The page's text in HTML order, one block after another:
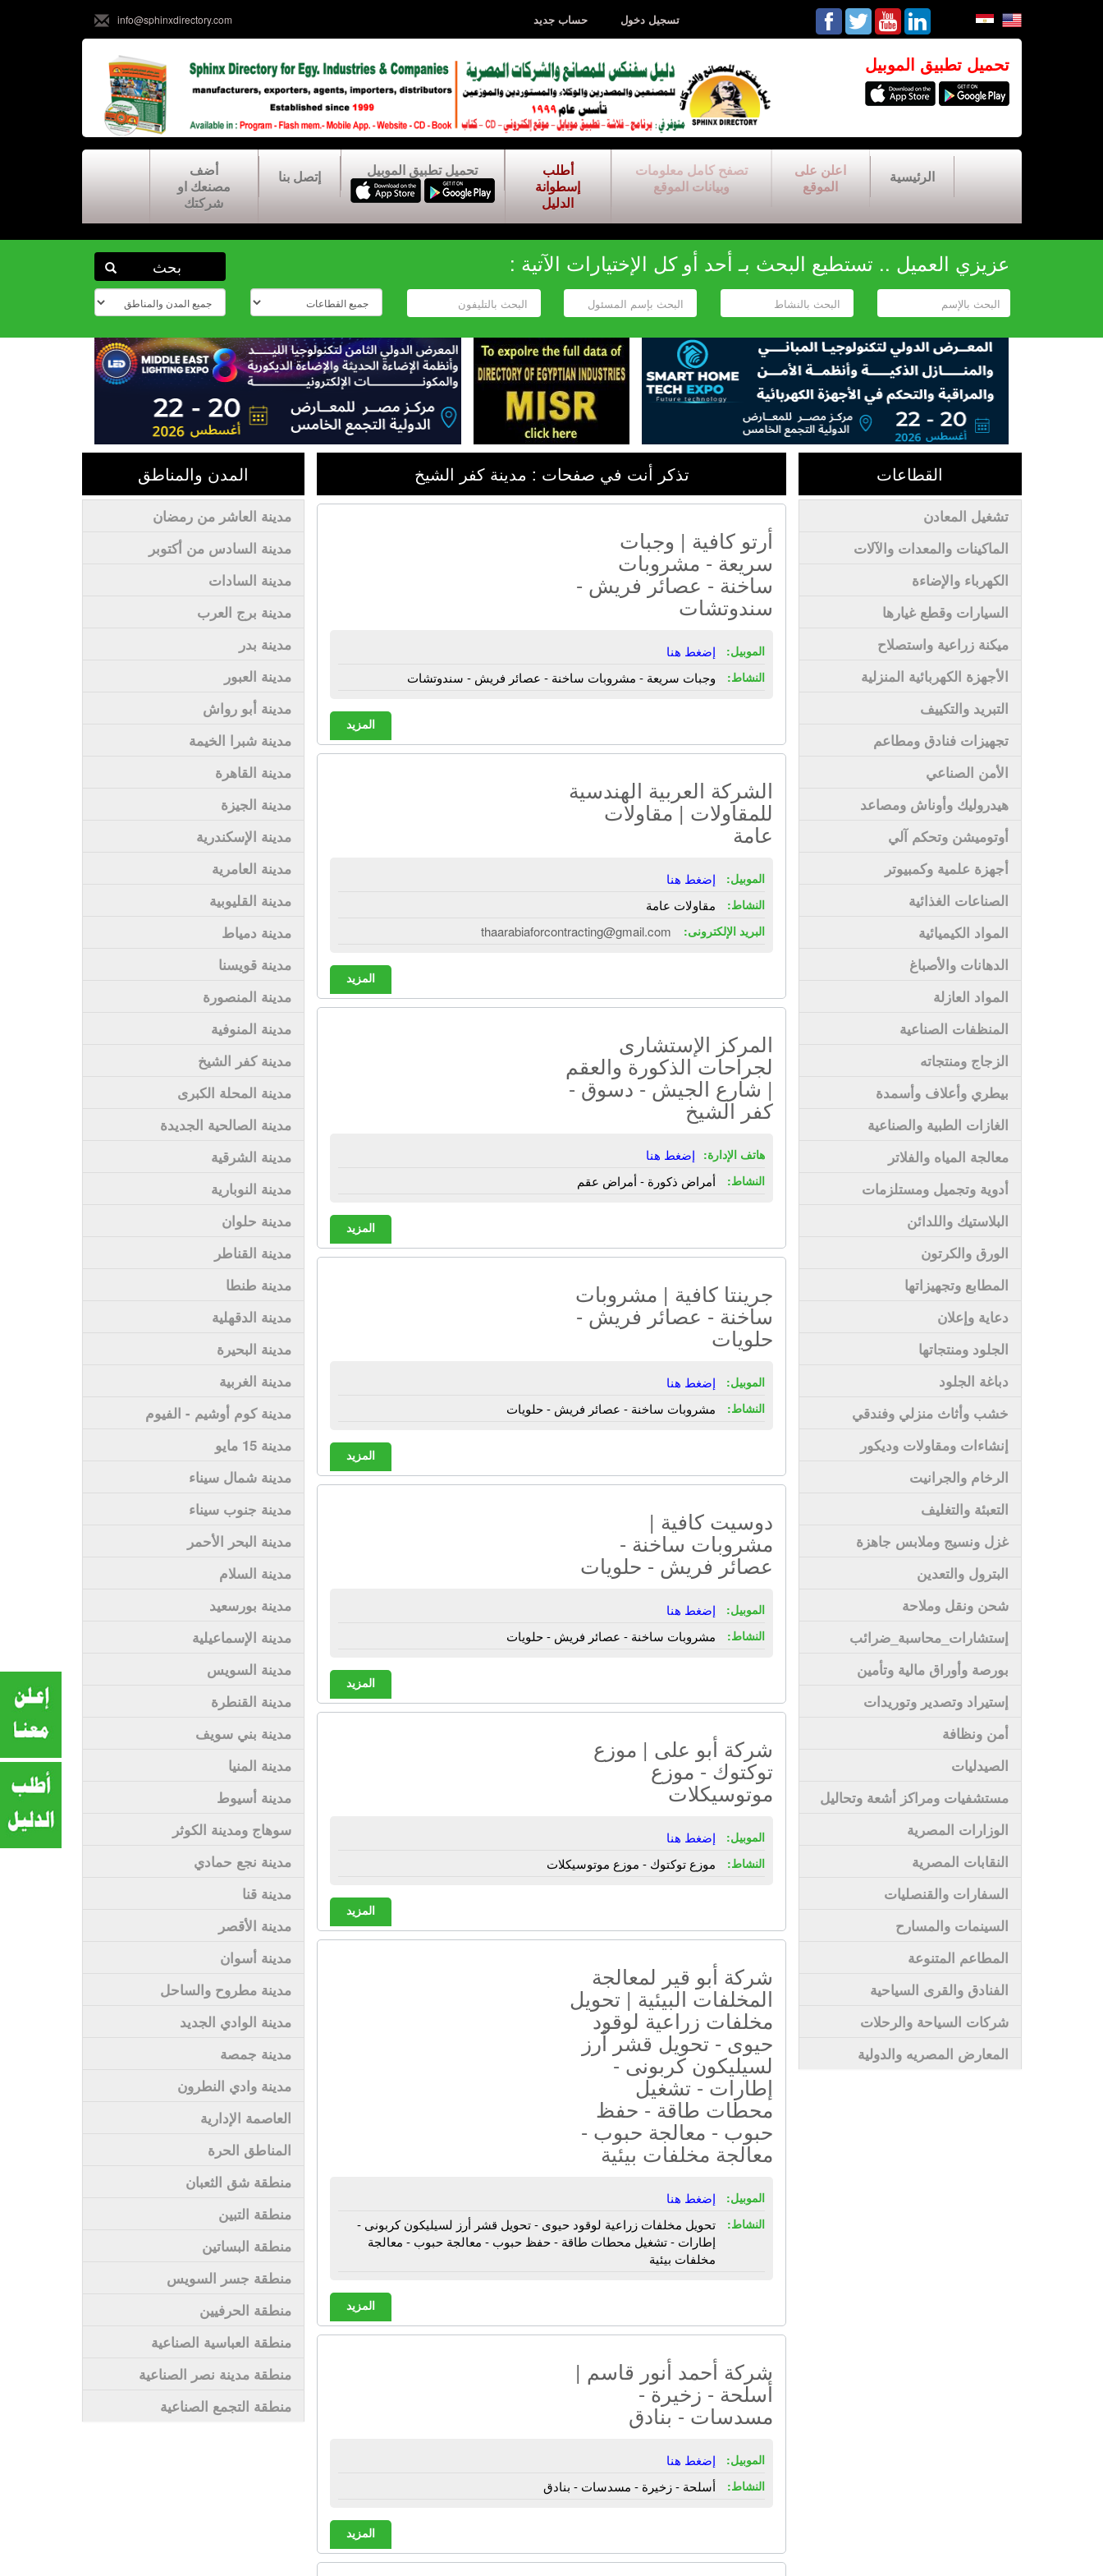
تسجيل دخول حساب جديد info@sphinxdirectory.com
تحميل تطبيق الموبيل
الرئيسية
اعلن على
الموقع
تصفح كامل معلومات
وبيانات الموقع
أطلب
إسطوانة
الدليل
تحميل تطبيق الموبيل إتصل بنا
أضف
مصنعك او
شركتك
عزيزي العميل .. تستطيع البحث بـ أحد أو كل الإختيارات الآتية :
القطاعات
تشغيل المعادن
الماكينات والمعدات والآلات
الكهرباء والإضاءة
السيارات وقطع غيارها
ميكنة زراعية واستصلاح
الأجهزة الكهربائية المنزلية
التبريد والتكييف
تجهيزات فنادق ومطاعم
الأمن الصناعي
هيدروليك وأوناش ومصاعد
أوتوميشن وتحكم آلي
أجهزة علمية وكمبيوتر
الصناعات الغذائية
المواد الكيميائية
الدهانات والأصباغ
المواد العازلة
المنظفات الصناعية
الزجاج ومنتجاته
بيطري وأعلاف وأسمدة
الغازات الطبية والصناعية
معالجة المياه والفلاتر
أدوية وتجميل ومستلزمات
البلاستيك واللدائن
الورق والكرتون
المطابع وتجهيزاتها
دعاية وإعلان
الجلود ومنتجاتها
دباغة الجلود
خشب وأثاث منزلي وفندقي
إنشاءات ومقاولات وديكور
الرخام والجرانيت
التعبئة والتغليف
غزل ونسيج وملابس جاهزة
البترول والتعدين
شحن ونقل وملاحة
إستشارات_محاسبة_ضرائب
بورصة وأوراق مالية وتأمين
إستيراد وتصدير وتوريدات
أمن ونظافة
الصيدليات
مستشفيات ومراكز أشعة وتحاليل
الوزارات المصرية
النقابات المصرية
السفارات والقنصليات
السينمات والمسارح
المطاعم المتنوعة
الفنادق والقرى السياحية
شركات السياحة والرحلات
المعارض المصريه والدولية
تذكر أنت في صفحات : مدينة كفر الشيخ
أرتو كافية | وجبات
سريعة - مشروبات
ساخنة - عصائر فريش -
سندوتشات
الموبيل: إضغط هنا
النشاط: وجبات سريعة - مشروبات ساخنة - عصائر فريش - سندوتشات
المزيد
الشركة العربية الهندسية
للمقاولات | مقاولات
عامة
الموبيل: إضغط هنا
النشاط: مقاولات عامة
البريد الإلكترونى: thaarabiaforcontracting@gmail.com
المزيد
المركز الإستشارى
لجراحات الذكورة والعقم
| شارع الجيش - دسوق -
كفر الشيخ
هاتف الإدارة: إضغط هنا
النشاط: أمراض ذكورة - أمراض عقم
المزيد
جرينتا كافية | مشروبات
ساخنة - عصائر فريش -
حلويات
الموبيل: إضغط هنا
النشاط: مشروبات ساخنة - عصائر فريش - حلويات
المزيد
دوسيت كافية |
مشروبات ساخنة -
عصائر فريش - حلويات
الموبيل: إضغط هنا
النشاط: مشروبات ساخنة - عصائر فريش - حلويات
المزيد
شركة أبو على | موزع
توكتوك - موزع
موتوسيكلات
الموبيل: إضغط هنا
النشاط: موزع توكتوك - موزع موتوسيكلات
المزيد
شركة أبو قير لمعالجة
المخلفات البيئية | تحويل
مخلفات زراعية لوقود
حيوى - تحويل قشر أرز
لسيليكون كربونى -
إطارات - تشغيل
محطات طاقة - حفظ
حبوب - معالجة حبوب -
معالجة مخلفات بيئية
الموبيل: إضغط هنا
النشاط:
تحويل مخلفات زراعية لوقود حيوى - تحويل قشر أرز لسيليكون كربونى -
إطارات - تشغيل محطات طاقة - حفظ حبوب - معالجة حبوب - معالجة
مخلفات بيئية
المزيد
شركة أحمد أنور قاسم |
أسلحة - زخيرة -
مسدسات - بنادق
الموبيل: إضغط هنا
النشاط: أسلحة - زخيرة - مسدسات - بنادق
المزيد
المدن والمناطق
مدينة العاشر من رمضان
مدينة السادس من أكتوبر
مدينة السادات
مدينة برج العرب
مدينة بدر
مدينة العبور
مدينة أبو رواش
مدينة شبرا الخيمة
مدينة القاهرة
مدينة الجيزة
مدينة الإسكندرية
مدينة العامرية
مدينة القليوبية
مدينة دمياط
مدينة قويسنا
مدينة المنصورة
مدينة المنوفية
مدينة كفر الشيخ
مدينة المحلة الكبرى
مدينة الصالحية الجديدة
مدينة الشرقية
مدينة النوبارية
مدينة حلوان
مدينة القناطر
مدينة طنطا
مدينة الدقهلية
مدينة البحيرة
مدينة الغربية
مدينة كوم أوشيم - الفيوم
مدينة 15 مايو
مدينة شمال سيناء
مدينة جنوب سيناء
مدينة البحر الأحمر
مدينة السلام
مدينة بورسعيد
مدينة الإسماعيلية
مدينة السويس
مدينة القنطرة
مدينة بني سويف
مدينة المنيا
مدينة أسيوط
سوهاج ومدينة الكوثر
مدينة نجع حمادي
مدينة قنا
مدينة الأقصر
مدينة أسوان
مدينة مطروح والساحل
مدينة الوادي الجديد
مدينة جمصة
مدينة وادي النطرون
العاصمة الإدارية
المناطق الحرة
منطقة شق الثعبان
منطقة التبين
منطقة البساتين
منطقة جسر السويس
منطقة الحرفيين
منطقة العباسية الصناعية
منطقة مدينة نصر الصناعية
منطقة التجمع الصناعية